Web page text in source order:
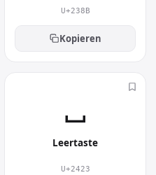
U+238B
Kopieren
␣︎
Leertaste
U+2423